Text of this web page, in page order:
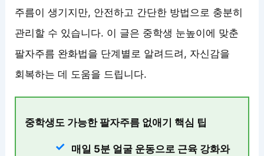
주름이 생기지만, 안전하고 간단한 방법으로 충분히
관리할 수 있습니다. 이 글은 중학생 눈높이에 맞춘
팔자주름 완화법을 단계별로 알려드려, 자신감을
회복하는 데 도움을 드립니다.
중학생도 가능한 팔자주름 없애기 핵심 팁
매일 5분 얼굴 운동으로 근육 강화와